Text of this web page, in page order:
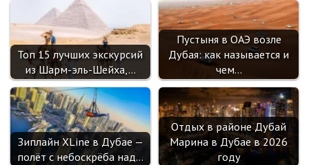
Топ 15 лучших экскурсий
из Шарм-эль-Шейха,…
Пустыня в ОАЭ возле
Дубая: как называется и
чем…
Зиплайн XLine в Дубае —
полёт с небоскрёба над…
Отдых в районе Дубай
Марина в Дубае в 2026
году